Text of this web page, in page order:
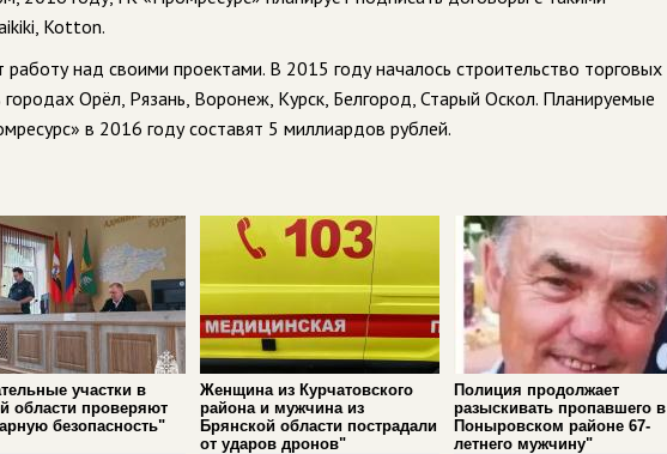
Kotton.
над своими проектами. В 2015 году началось строительство торговых
Орёл, Рязань, Воронеж, Курск, Белгород, Старый Оскол. Планируемые
в 2016 году составят 5 миллиардов рублей.
участки в
области проверяют
безопасность"
Женщина из Курчатовского
района и мужчина из
Брянской области пострадали
от ударов дронов"
Полиция продолжает
разыскивать пропавшего в
Поныровском районе 67-
летнего мужчину"